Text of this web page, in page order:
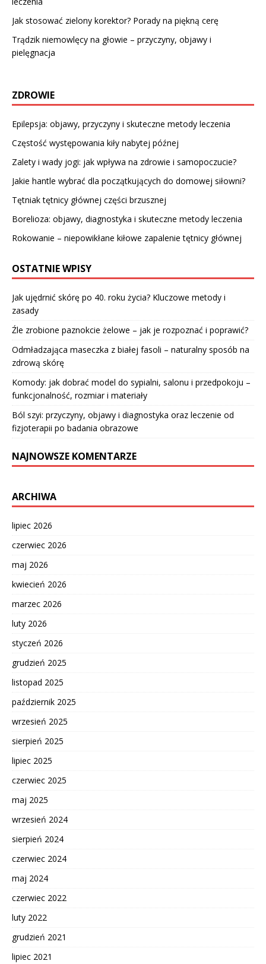
Jak stosować zielony korektor? Porady na piękną cerę
Trądzik niemowlęcy na głowie – przyczyny, objawy i
pielęgnacja
ZDROWIE
Epilepsja: objawy, przyczyny i skuteczne metody leczenia
Częstość występowania kiły nabytej późnej
Zalety i wady jogi: jak wpływa na zdrowie i samopoczucie?
Jakie hantle wybrać dla początkujących do domowej siłowni?
Tętniak tętnicy głównej części brzusznej
Borelioza: objawy, diagnostyka i skuteczne metody leczenia
Rokowanie – niepowikłane kiłowe zapalenie tętnicy głównej
OSTATNIE WPISY
Jak ujędrnić skórę po 40. roku życia? Kluczowe metody i
zasady
Źle zrobione paznokcie żelowe – jak je rozpoznać i poprawić?
Odmładzająca maseczka z białej fasoli – naturalny sposób na
zdrową skórę
Komody: jak dobrać model do sypialni, salonu i przedpokoju –
funkcjonalność, rozmiar i materiały
Ból szyi: przyczyny, objawy i diagnostyka oraz leczenie od
fizjoterapii po badania obrazowe
NAJNOWSZE KOMENTARZE
ARCHIWA
lipiec 2026
czerwiec 2026
maj 2026
kwiecień 2026
marzec 2026
luty 2026
styczeń 2026
grudzień 2025
listopad 2025
październik 2025
wrzesień 2025
sierpień 2025
lipiec 2025
czerwiec 2025
maj 2025
wrzesień 2024
sierpień 2024
czerwiec 2024
maj 2024
czerwiec 2022
luty 2022
grudzień 2021
lipiec 2021